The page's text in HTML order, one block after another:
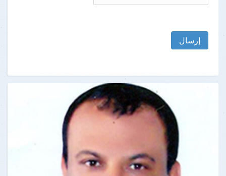
إرسال